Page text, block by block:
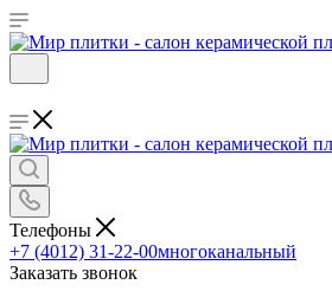
Телефоны
+7 (4012) 31-22-00многоканальный
Заказать звонок